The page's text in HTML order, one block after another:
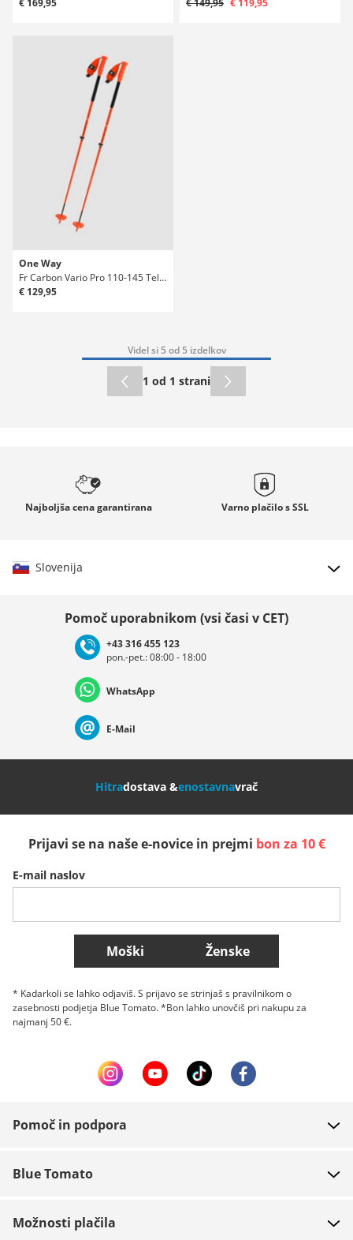
€ 169,95
€ 149,95 € 119,95
One Way
Fr Carbon Vario Pro 110-145 Teleskopske palice
€ 129,95
Videl si 5 od 5 izdelkov
1 od 1 strani
Najboljša cenagarantirana Varno plačilo sSSL
Slovenija
Deutschland Österreich
Nederland Italia (Italiano) Italien (Deutsch)
Več držav
Pomoč uporabnikom (vsi časi v CET)
+43 316 455 123
pon.-pet.: 08:00 - 18:00
WhatsApp
E-Mail
Hitradostava &enostavnavrač
Prijavi se na naše e-novice in prejmi bon za 10 €
E-mail naslov
Moški Ženske
* Kadarkoli se lahko odjaviš. S prijavo se strinjaš s pravilnikom o
zasebnosti podjetja Blue Tomato. *Bon lahko unovčiš pri nakupu za
najmanj 50 €.
Pomoč in podpora
Plačilo
Blue Tomato
Možnosti plačila